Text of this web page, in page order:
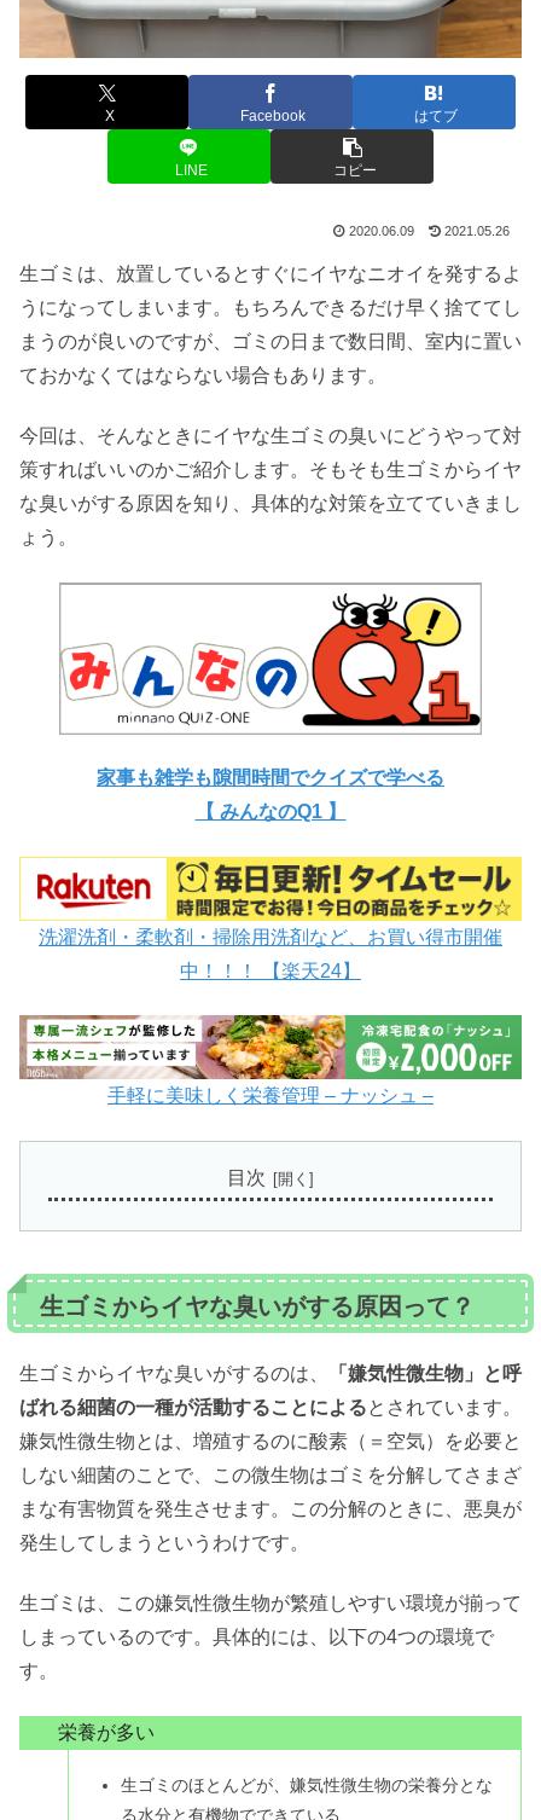
X Facebook はてブ
LINE コピー
2020.06.09 2021.05.26
生ゴミは、放置しているとすぐにイヤなニオイを発するよ
うになってしまいます。もちろんできるだけ早く捨ててし
まうのが良いのですが、ゴミの日まで数日間、室内に置い
ておかなくてはならない場合もあります。
今回は、そんなときにイヤな生ゴミの臭いにどうやって対
策すればいいのかご紹介します。そもそも生ゴミからイヤ
な臭いがする原因を知り、具体的な対策を立てていきまし
ょう。
家事も雑学も隙間時間でクイズで学べる
【 みんなのQ1 】
洗濯洗剤・柔軟剤・掃除用洗剤など、お買い得市開催
中！！！ 【楽天24】
手軽に美味しく栄養管理 – ナッシュ –
目次
生ゴミからイヤな臭いがする原因って？
生ゴミからイヤな臭いがするのは、
「嫌気性微生物」と呼
ばれる細菌の一種が活動することによるとされています。
嫌気性微生物とは、増殖するのに酸素（＝空気）を必要と
しない細菌のことで、この微生物はゴミを分解してさまざ
まな有害物質を発生させます。この分解のときに、悪臭が
発生してしまうというわけです。
生ゴミは、この嫌気性微生物が繁殖しやすい環境が揃って
しまっているのです。具体的には、以下の4つの環境で
す。
栄養が多い
生ゴミのほとんどが、嫌気性微生物の栄養分とな
る水分と有機物でできている